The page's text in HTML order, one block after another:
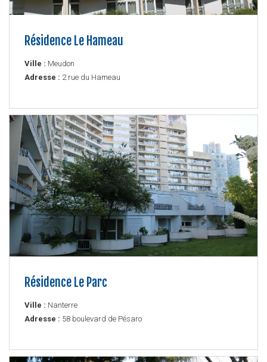
Résidence Le Hameau
Ville : Meudon
Adresse : 2 rue du Hameau
Résidence Le Parc
Ville : Nanterre
Adresse : 58 boulevard de Pésaro